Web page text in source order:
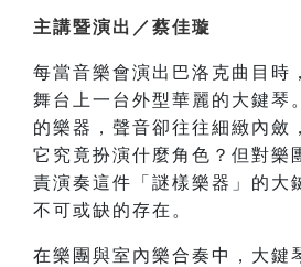
主講暨演出／蔡佳璇
每當音樂會演出巴洛克曲目時
舞台上一台外型華麗的大鍵琴
的樂器，聲音卻往往細緻內斂
它究竟扮演什麼角色？但對樂
責演奏這件「謎樣樂器」的大
不可或缺的存在。
在樂團與室內樂合奏中，大鍵